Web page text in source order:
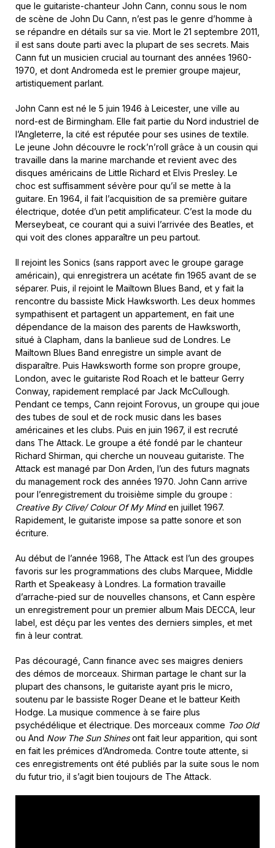
que le guitariste-chanteur John Cann, connu sous le nom
de scène de John Du Cann, n’est pas le genre d’homme à
se répandre en détails sur sa vie. Mort le 21 septembre 2011,
il est sans doute parti avec la plupart de ses secrets. Mais
Cann fut un musicien crucial au tournant des années 1960-
1970, et dont Andromeda est le premier groupe majeur,
artistiquement parlant.
John Cann est né le 5 juin 1946 à Leicester, une ville au
nord-est de Birmingham. Elle fait partie du Nord industriel de
l’Angleterre, la cité est réputée pour ses usines de textile.
Le jeune John découvre le rock’n’roll grâce à un cousin qui
travaille dans la marine marchande et revient avec des
disques américains de Little Richard et Elvis Presley. Le
choc est suffisamment sévère pour qu’il se mette à la
guitare. En 1964, il fait l’acquisition de sa première guitare
électrique, dotée d’un petit amplificateur. C’est la mode du
Merseybeat, ce courant qui a suivi l’arrivée des Beatles, et
qui voit des clones apparaître un peu partout.
Il rejoint les Sonics (sans rapport avec le groupe garage
américain), qui enregistrera un acétate fin 1965 avant de se
séparer. Puis, il rejoint le Mailtown Blues Band, et y fait la
rencontre du bassiste Mick Hawksworth. Les deux hommes
sympathisent et partagent un appartement, en fait une
dépendance de la maison des parents de Hawksworth,
situé à Clapham, dans la banlieue sud de Londres. Le
Mailtown Blues Band enregistre un simple avant de
disparaître. Puis Hawksworth forme son propre groupe,
London, avec le guitariste Rod Roach et le batteur Gerry
Conway, rapidement remplacé par Jack McCullough.
Pendant ce temps, Cann rejoint Forovus, un groupe qui joue
des tubes de soul et de rock music dans les bases
américaines et les clubs. Puis en juin 1967, il est recruté
dans The Attack. Le groupe a été fondé par le chanteur
Richard Shirman, qui cherche un nouveau guitariste. The
Attack est managé par Don Arden, l’un des futurs magnats
du management rock des années 1970. John Cann arrive
pour l’enregistrement du troisième simple du groupe :
Creative By Clive/ Colour Of My Minden juillet 1967.
Rapidement, le guitariste impose sa patte sonore et son
écriture.
Au début de l’année 1968, The Attack est l’un des groupes
favoris sur les programmations des clubs Marquee, Middle
Rarth et Speakeasy à Londres. La formation travaille
d’arrache-pied sur de nouvelles chansons, et Cann espère
un enregistrement pour un premier album Mais DECCA, leur
label, est déçu par les ventes des derniers simples, et met
fin à leur contrat.
Pas découragé, Cann finance avec ses maigres deniers
des démos de morceaux. Shirman partage le chant sur la
plupart des chansons, le guitariste ayant pris le micro,
soutenu par le bassiste Roger Deane et le batteur Keith
Hodge. La musique commence à se faire plus
psychédélique et électrique. Des morceaux comme Too Old
ou And Now The Sun Shinesont fait leur apparition, qui sont
en fait les prémices d’Andromeda. Contre toute attente, si
ces enregistrements ont été publiés par la suite sous le nom
du futur trio, il s’agit bien toujours de The Attack.